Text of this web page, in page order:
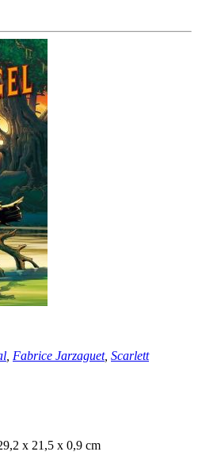
Fabrice Jarzaguet, Scarlett
x 21,5 x 0,9 cm